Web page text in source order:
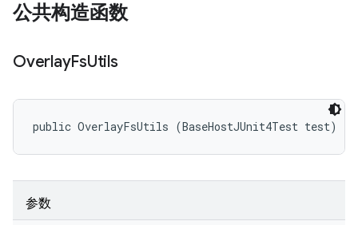
公共构造函数
OverlayFsUtils
public OverlayFsUtils (BaseHostJUnit4Test test)
参数